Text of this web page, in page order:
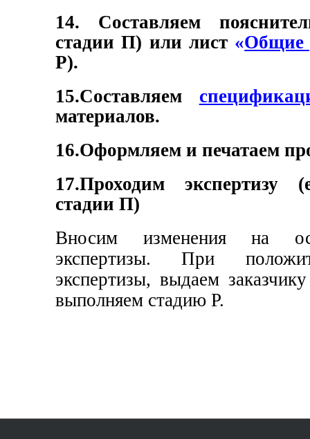
14. Составляем
стадии П) или лист «Общие
Р).
15.Составляем
материалов.
16.Оформляем и печатаем
17.Проходим экспертизу
стадии П)
Вносим изменения на
экспертизы.При
экспертизы, выдаем
выполняем стадию Р.